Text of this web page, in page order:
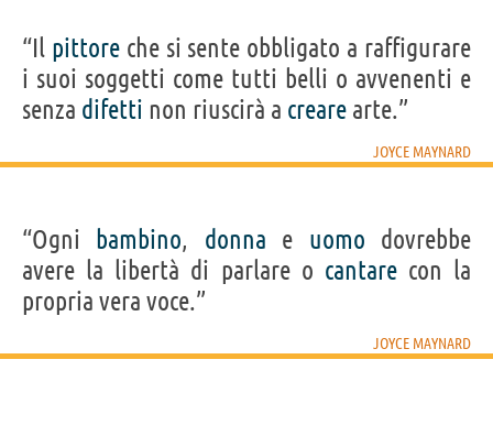
“Il pittoreche si sente obbligato a raffigurare
i suoi soggetti come tutti belli o avvenenti e
senza difetti non riuscirà a creare arte.”
JOYCE MAYNARD
“Ogni bambino, donna e uomo dovrebbe
avere la libertà di parlare o cantarecon la
propria vera voce.”
JOYCE MAYNARD